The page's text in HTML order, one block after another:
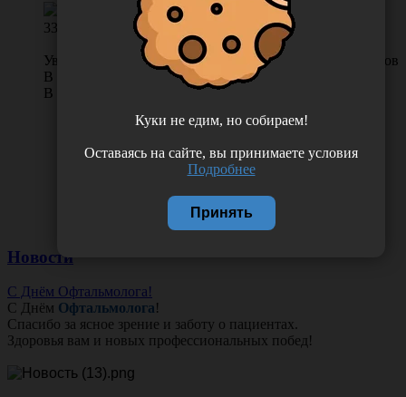
330.00
0 отзывов
Уведомить о поступлении
В наличии во Владивостоке 0 шт.
В наличии в Хабаровске 1 шт.
Новости
С Днём Офтальмолога!
С Днём Офтальмолога!
Спасибо за ясное зрение и заботу о пациентах.
Здоровья вам и новых профессиональных побед!
Куки не едим, но собираем!
Оставаясь на сайте, вы принимаете условия
Подробнее
Принять